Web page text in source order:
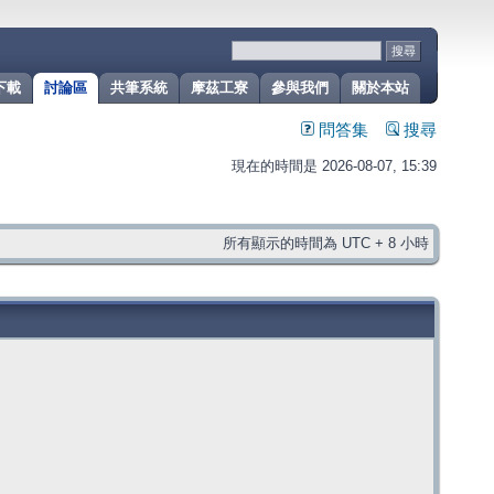
關於本站
參與我們
摩茲工寮
共筆系統
討論區
載
問答集 搜尋
現在的時間是 2026-08-07, 15:39
所有顯示的時間為 UTC + 8 小時